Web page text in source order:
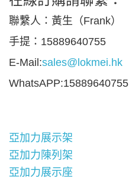
聯繫人：黃生（Frank）
手提：15889640755
E-Mail:sales@lokmei.hk
WhatsAPP:15889640755
亞加力展示架
亞加力陳列架
亞加力展示座